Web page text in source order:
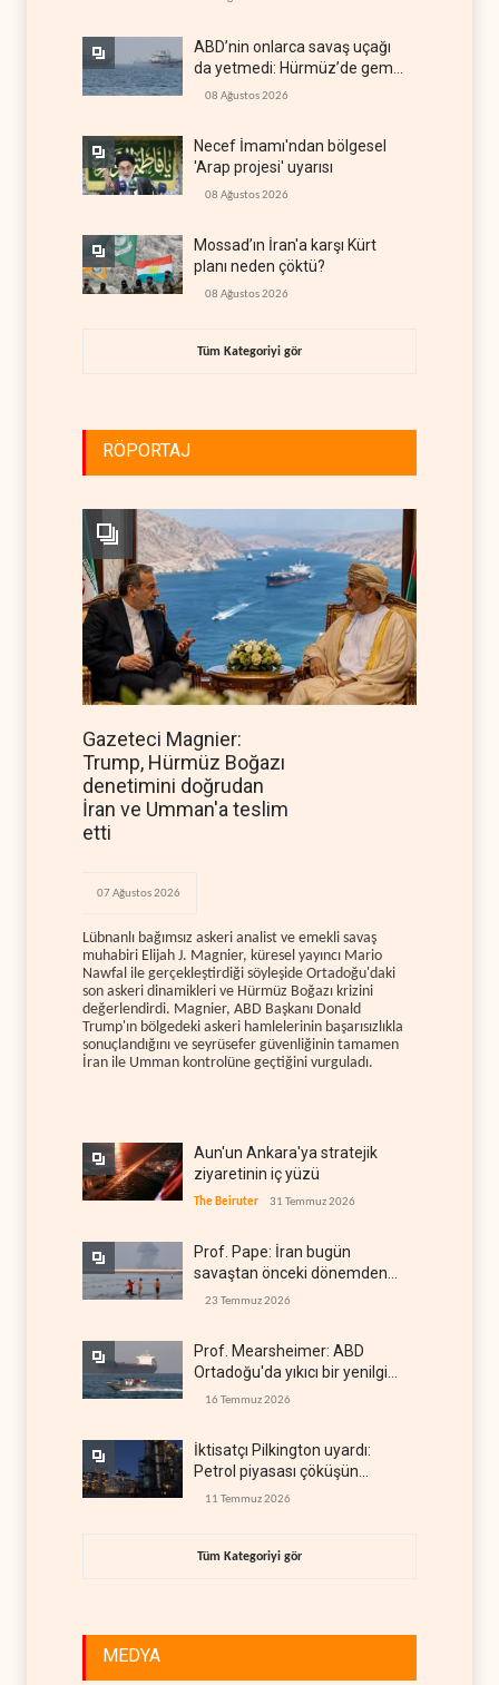
ABD’nin onlarca savaş uçağı
da yetmedi: Hürmüz’de gemi
vuruldu
08 Ağustos 2026
Necef İmamı'ndan bölgesel
'Arap projesi' uyarısı
08 Ağustos 2026
Mossad’ın İran'a karşı Kürt
planı neden çöktü?
08 Ağustos 2026
Tüm Kategoriyi gör
RÖPORTAJ
Gazeteci Magnier:
Trump, Hürmüz Boğazı
denetimini doğrudan
İran ve Umman'a teslim
etti
07 Ağustos 2026
Lübnanlı bağımsız askeri analist ve emekli savaş
muhabiri Elijah J. Magnier, küresel yayıncı Mario
Nawfal ile gerçekleştirdiği söyleşide Ortadoğu'daki
son askeri dinamikleri ve Hürmüz Boğazı krizini
değerlendirdi. Magnier, ABD Başkanı Donald
Trump'ın bölgedeki askeri hamlelerinin başarısızlıkla
sonuçlandığını ve seyrüsefer güvenliğinin tamamen
İran ile Umman kontrolüne geçtiğini vurguladı.
Aun'un Ankara'ya stratejik
ziyaretinin iç yüzü
The Beiruter 31 Temmuz 2026
Prof. Pape: İran bugün
savaştan önceki dönemden
çok daha güçlü
23 Temmuz 2026
Prof. Mearsheimer: ABD
Ortadoğu'da yıkıcı bir yenilgi
aldı
16 Temmuz 2026
İktisatçı Pilkington uyardı:
Petrol piyasası çöküşün
eşiğinde
11 Temmuz 2026
Tüm Kategoriyi gör
MEDYA